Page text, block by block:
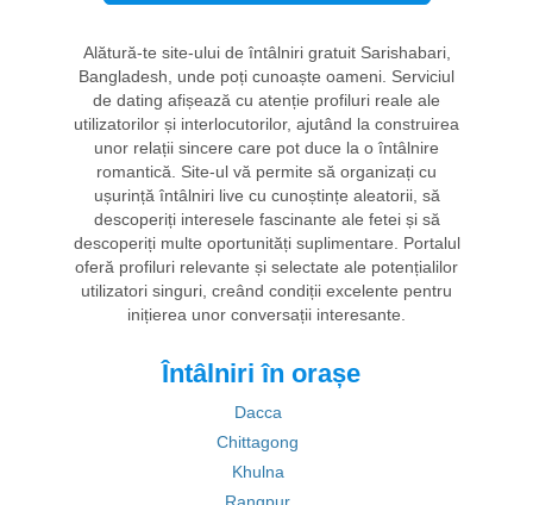
Alătură-te site-ului de întâlniri gratuit Sarishabari,
Bangladesh, unde poți cunoaște oameni. Serviciul
de dating afișează cu atenție profiluri reale ale
utilizatorilor și interlocutorilor, ajutând la construirea
unor relații sincere care pot duce la o întâlnire
romantică. Site-ul vă permite să organizați cu
ușurință întâlniri live cu cunoștințe aleatorii, să
descoperiți interesele fascinante ale fetei și să
descoperiți multe oportunități suplimentare. Portalul
oferă profiluri relevante și selectate ale potențialilor
utilizatori singuri, creând condiții excelente pentru
inițierea unor conversații interesante.
Întâlniri în orașe
Dacca
Chittagong
Khulna